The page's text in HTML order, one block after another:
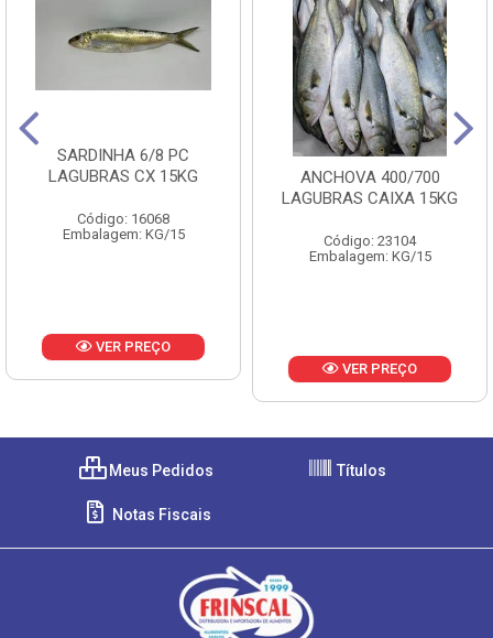
SARDINHA 6/8 PC
LAGUBRAS CX 15KG
Código: 16068
Embalagem: KG/15
VER PREÇO
ANCHOVA 400/700
LAGUBRAS CAIXA 15KG
Código: 23104
Embalagem: KG/15
VER PREÇO
Meus Pedidos Títulos
Notas Fiscais